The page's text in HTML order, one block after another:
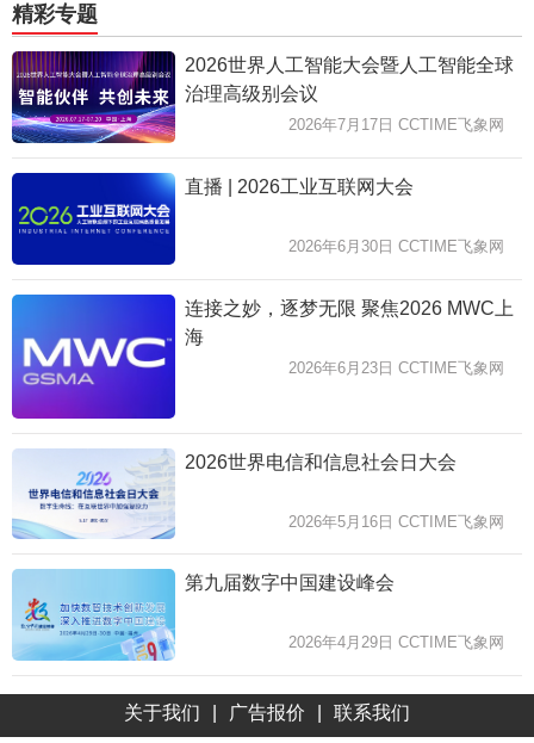
精彩专题
2026世界人工智能大会暨人工智能全球
治理高级别会议
2026年7月17日 CCTIME飞象网
直播 | 2026工业互联网大会
2026年6月30日 CCTIME飞象网
连接之妙，逐梦无限 聚焦2026 MWC上
海
2026年6月23日 CCTIME飞象网
2026世界电信和信息社会日大会
2026年5月16日 CCTIME飞象网
第九届数字中国建设峰会
2026年4月29日 CCTIME飞象网
关于我们 广告报价 联系我们